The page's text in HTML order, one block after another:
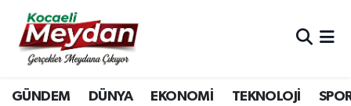
GÜNDEM DÜNYA EKONOMİ TEKNOLOJİ
Nöbetçi Eczaneler
Hava Durumu